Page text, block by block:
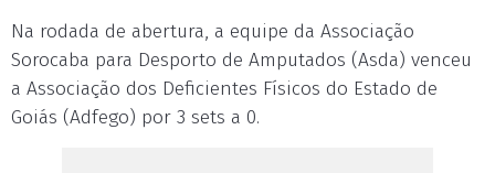
Na rodada de abertura, a equipe da Associação
Sorocaba para Desporto de Amputados (Asda) venceu
a Associação dos Deficientes Físicos do Estado de
Goiás (Adfego) por 3 sets a 0.